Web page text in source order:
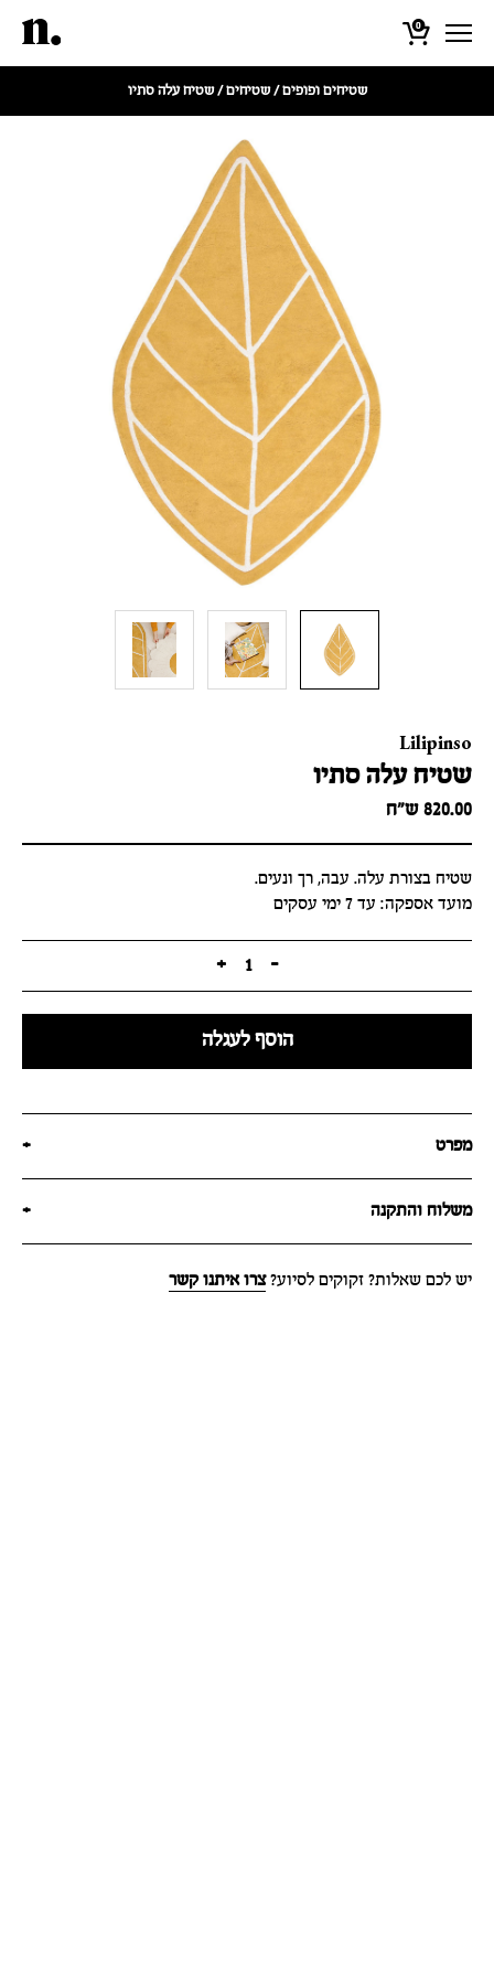
0
שטיחים ופופים/שטיחים/ שטיח עלה סתיו
Lilipinso
שטיח עלה סתיו
820.00 ש״ח
שטיח בצורת עלה. עבה, רך ונעים.
מועד אספקה: עד 7 ימי עסקים
-
1
+
הוסף לעגלה
מפרט +
משלוח והתקנה +
יש לכם שאלות? זקוקים לסיוע?צרו איתנו קשר